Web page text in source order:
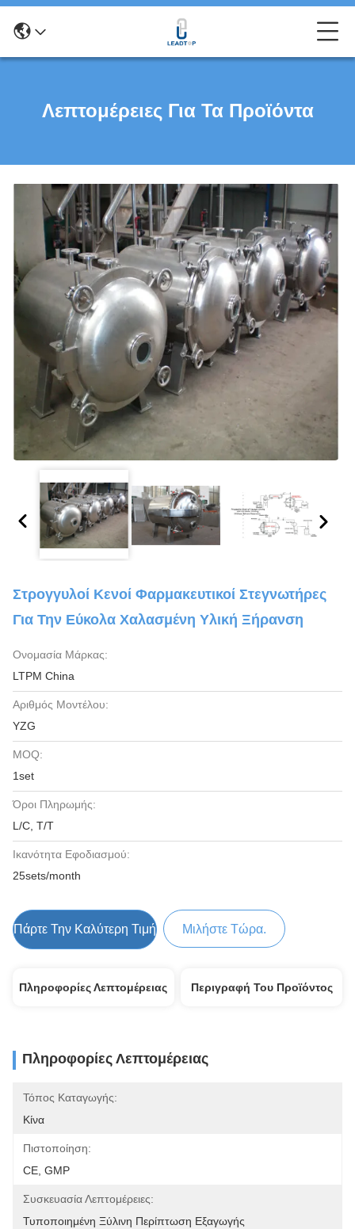
Λεπτομέρειες Για Τα Προϊόντα
Στρογγυλοί Κενοί Φαρμακευτικοί Στεγνωτήρες
Για Την Εύκολα Χαλασμένη Υλική Ξήρανση
Ονομασία Μάρκας:
LTPM China
Αριθμός Μοντέλου:
YZG
MOQ:
1set
Όροι Πληρωμής:
L/C, T/T
Ικανότητα Εφοδιασμού:
25sets/month
Πάρτε Την Καλύτερη Τιμή Μιλήστε Τώρα.
Πληροφορίες Λεπτομέρειας Περιγραφή Του Προϊόντος
Πληροφορίες Λεπτομέρειας
Τόπος Καταγωγής:
Κίνα
Πιστοποίηση:
CE, GMP
Συσκευασία Λεπτομέρειες:
Τυποποιημένη Ξύλινη Περίπτωση Εξαγωγής